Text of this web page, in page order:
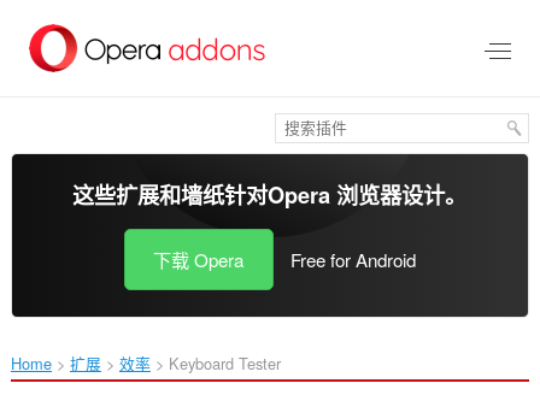
这些扩展和墙纸针对Opera 浏览器设计。
下载 Opera Free for Android
Home 扩展 效率 Keyboard Tester‎